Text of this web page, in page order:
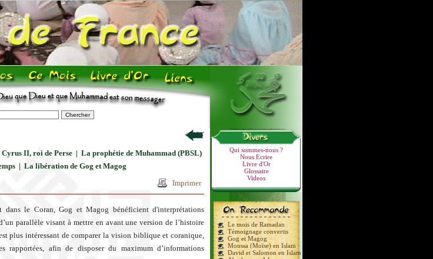
Qui sommes-nous ?
Nous Ecrire
Livre d'Or
Glossaire
Videos
Le mois de Ramadan
Témoignage convertis
Gog et Magog
Moussa (Moïse) en Islam
David et Salomon en Islam
Cyrus II, roi de Perse| La prophétie de Muhammad (PBSL)
| La libération de Gog et Magog
Imprimer
le Coran, Gog et Magog bénéficient d'interprétations
parallèle visant à mettre en avant une version de l’histoire
plus intéressant de comparer la vision biblique et coranique,
rapportées, afin de disposer du maximum d’informations